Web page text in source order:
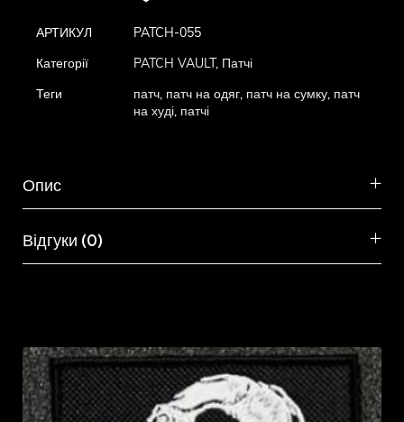
АРТИКУЛ PATCH-055
Категорії PATCH VAULT , Патчі
Теги патч, патч на одяг, патч на сумку, патч
на худі, патчі
Опис
Відгуки (0)